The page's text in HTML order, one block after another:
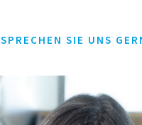
SPRECHEN SIE UNS